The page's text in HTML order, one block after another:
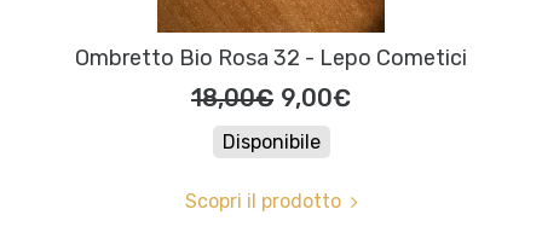
Ombretto Bio Rosa 32 - Lepo Cometici
18,00€ 9,00€
Disponibile
Scopri il prodotto